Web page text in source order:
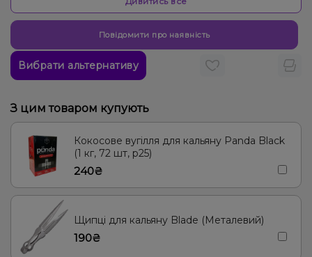
Апельсин, Ром Алое, Помело Гранат
Кавун, Лемонграсс Ментол/Евкаліпт
Груша/Дюшес, Журавлина, Яблуко Диня
Кола, Прянощі/Спеції Апельсин, Ананас, Манго Кола, Лайм
Апельсин, Вишня/Черешня, Журавлина
Лимон Виноград Груша/Дюшес Кавун М'ята
Повідомити про наявність
Вибрати альтернативу
З цим товаром купують
Кокосове вугілля для кальяну Panda Black
(1 кг, 72 шт, р25)
240₴
Щипці для кальяну Blade (Металевий)
190₴